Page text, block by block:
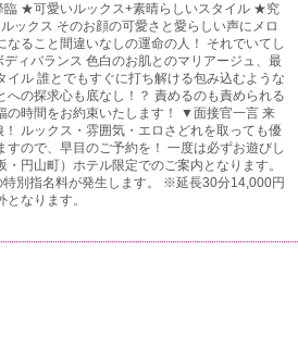
★可愛いルックス+素晴らしいスタイル ★究
ックス そのお顔の可愛さと愛らしい声にメロ
なること間違いなしの運命の人！ それでいてし
ィバランス 色白のお肌とのマリアージュ、最
ル 誰とでもすぐに打ち解ける包み込むような
への探求心も底なし！？ 責めるのも責められる
の時間をお約束いたします！ ▼面接官一言 来
ルックス・雰囲気・エロさどれを取っても優
すので、早目のご予約を！ 一度は必ずお遊びし
円山町）ホテル限定でのご案内となります。
別指名料が発生します。 ※延長30分14,000円
なります。